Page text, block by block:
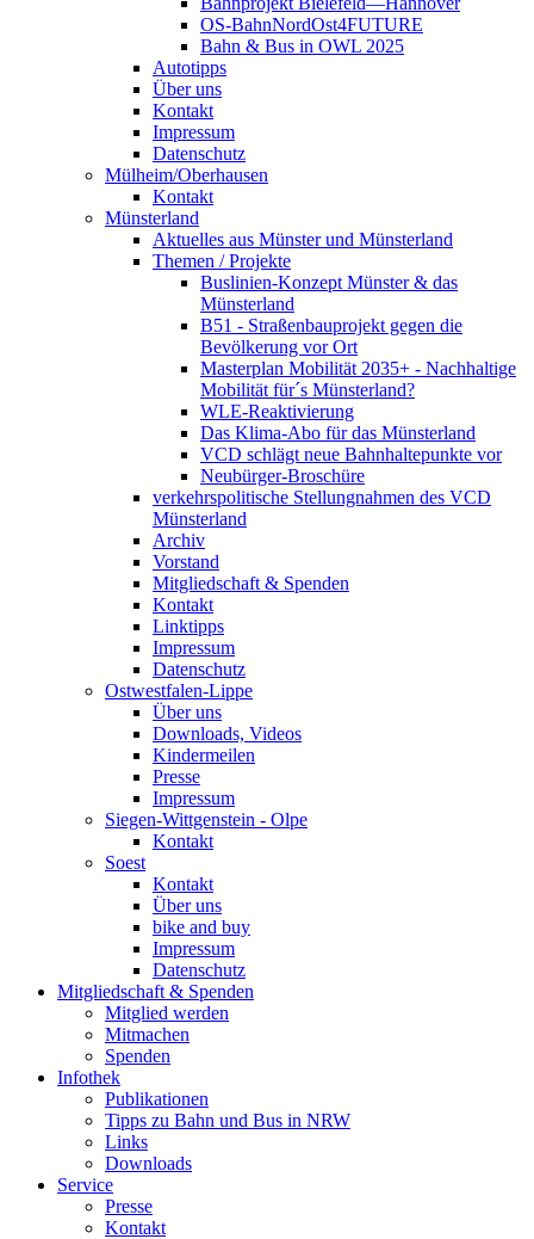
OS-BahnNordOst4FUTURE
Bahn & Bus in OWL 2025
Autotipps
Über uns
Kontakt
Impressum
Datenschutz
Mülheim/Oberhausen
Kontakt
Münsterland
Aktuelles aus Münster und Münsterland
Themen / Projekte
Buslinien-Konzept Münster & das
Münsterland
B51 - Straßenbauprojekt gegen die
Bevölkerung vor Ort
Masterplan Mobilität 2035+ - Nachhaltige
Mobilität für´s Münsterland?
WLE-Reaktivierung
Das Klima-Abo für das Münsterland
VCD schlägt neue Bahnhaltepunkte vor
Neubürger-Broschüre
verkehrspolitische Stellungnahmen des VCD
Münsterland
Archiv
Vorstand
Mitgliedschaft & Spenden
Kontakt
Linktipps
Impressum
Datenschutz
Ostwestfalen-Lippe
Über uns
Downloads, Videos
Kindermeilen
Presse
Impressum
Siegen-Wittgenstein - Olpe
Kontakt
Soest
Kontakt
Über uns
bike and buy
Impressum
Datenschutz
Mitgliedschaft & Spenden
Mitglied werden
Mitmachen
Spenden
Infothek
Publikationen
Tipps zu Bahn und Bus in NRW
Links
Downloads
Service
Presse
Kontakt